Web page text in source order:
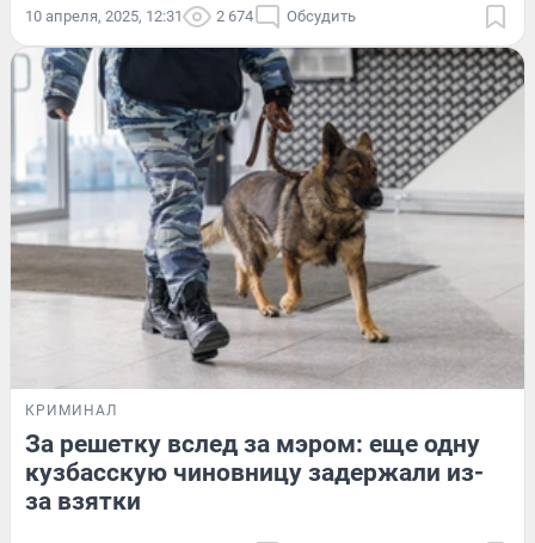
10 апреля, 2025, 12:31 2 674 Обсудить
КРИМИНАЛ
За решетку вслед за мэром: еще одну
кузбасскую чиновницу задержали из-
за взятки